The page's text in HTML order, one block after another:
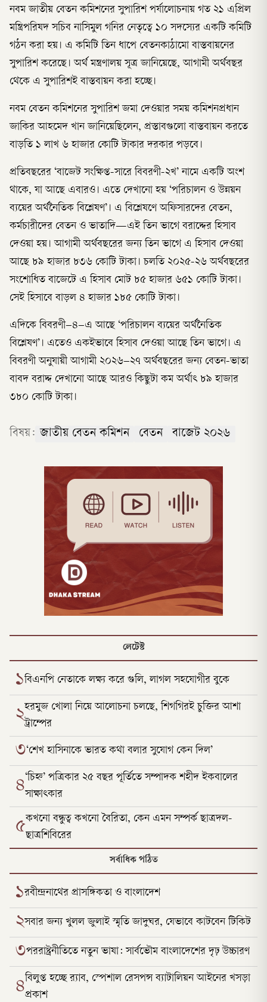
নবম জাতীয় বেতন কমিশনের সুপারিশ পর্যালোচনায় গত ২১ এপ্রিল
মন্ত্রিপরিষদ সচিব নাসিমুল গনির নেতৃত্বে ১০ সদস্যের একটি কমিটি
গঠন করা হয়। এ কমিটি তিন ধাপে বেতনকাঠামো বাস্তবায়নের
সুপারিশ করেছে। অর্থ মন্ত্রণালয় সূত্র জানিয়েছে, আগামী অর্থবছর
থেকে এ সুপারিশই বাস্তবায়ন করা হচ্ছে।
নবম বেতন কমিশনের সুপারিশ জমা দেওয়ার সময় কমিশনপ্রধান
জাকির আহমেদ খান জানিয়েছিলেন, প্রস্তাবগুলো বাস্তবায়ন করতে
বাড়তি ১ লাখ ৬ হাজার কোটি টাকার দরকার পড়বে।
প্রতিবছরের ‘বাজেট সংক্ষিপ্ত-সারে বিবরণী-২খ’ নামে একটি অংশ
থাকে, যা আছে এবারও। এতে দেখানো হয় ‘পরিচালন ও উন্নয়ন
ব্যয়ের অর্থনৈতিক বিশ্লেষণ’। এ বিশ্লেষণে অফিসারদের বেতন,
কর্মচারীদের বেতন ও ভাতাদি—এই তিন ভাগে বরাদ্দের হিসাব
দেওয়া হয়। আগামী অর্থবছরের জন্য তিন ভাগে এ হিসাব দেওয়া
আছে ৮৯ হাজার ৮৩৬ কোটি টাকা। চলতি ২০২৫-২৬ অর্থবছরের
সংশোধিত বাজেটে এ হিসাব মোট ৮৫ হাজার ৬৫১ কোটি টাকা।
সেই হিসাবে বাড়ল ৪ হাজার ১৮৫ কোটি টাকা।
এদিকে বিবরণী–৪–এ আছে ‘পরিচালন ব্যয়ের অর্থনৈতিক
বিশ্লেষণ’। এতেও একইভাবে হিসাব দেওয়া আছে তিন ভাগে। এ
বিবরণী অনুযায়ী আগামী ২০২৬–২৭ অর্থবছরের জন্য বেতন-ভাতা
বাবদ বরাদ্দ দেখানো আছে আরও কিছুটা কম অর্থাৎ ৮৯ হাজার
৩৮০ কোটি টাকা।
বিষয়: জাতীয় বেতন কমিশন বেতন বাজেট ২০২৬
লেটেস্ট
১বিএনপি নেতাকে লক্ষ্য করে গুলি, লাগল সহযোগীর বুকে
২হরমুজ খোলা নিয়ে আলোচনা চলছে, শিগগিরই চুক্তির আশা
ট্রাম্পের
৩‘শেখ হাসিনাকে ভারত কথা বলার সুযোগ কেন দিল’
৪‘চিহ্ন’ পত্রিকার ২৫ বছর পূর্তিতে সম্পাদক শহীদ ইকবালের
সাক্ষাৎকার
৫কখনো বন্ধুত্ব কখনো বৈরিতা, কেন এমন সম্পর্ক ছাত্রদল-
ছাত্রশিবিরের
সর্বাধিক পঠিত
১রবীন্দ্রনাথের প্রাসঙ্গিকতা ও বাংলাদেশ
২সবার জন্য খুলল জুলাই স্মৃতি জাদুঘর, যেভাবে কাটবেন টিকিট
৩পররাষ্ট্রনীতিতে নতুন ভাষা: সার্বভৌম বাংলাদেশের দৃঢ় উচ্চারণ
৪বিলুপ্ত হচ্ছে র‍্যাব, স্পেশাল রেসপন্স ব্যাটালিয়ন আইনের খসড়া
প্রকাশ